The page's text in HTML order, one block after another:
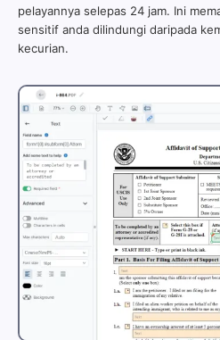
pelayannya selepas 24 jam. Ini
sensitif anda dilindungi daripada
kecurian.